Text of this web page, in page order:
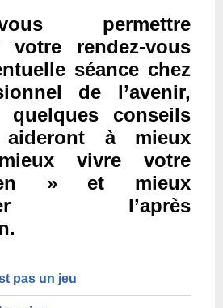
permettre
votre rendez-vous
séance chez
de l’avenir,
conseils
à mieux
vivre votre
» et mieux
l’après
pas un jeu